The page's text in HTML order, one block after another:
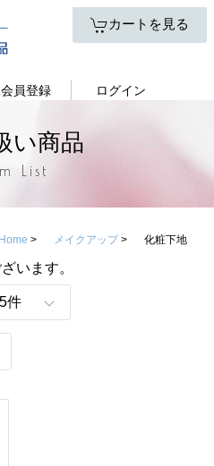
員登録 ログイン
カートを見る
い商品
List
Home > メイクアップ > 化粧下地
います。